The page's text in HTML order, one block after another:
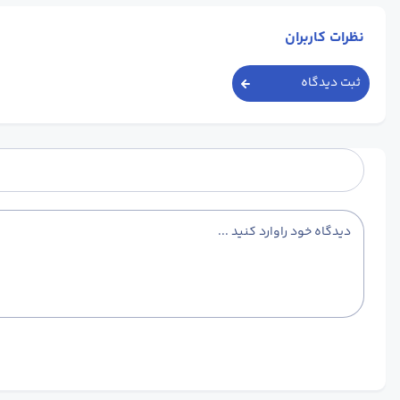
نظرات کاربران
ثبت دیدگاه